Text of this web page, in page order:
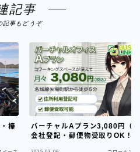
記事
記事もどうぞ
榛
バーチャルAプラン3,080円（
会社登記・郵便物受取りOK！